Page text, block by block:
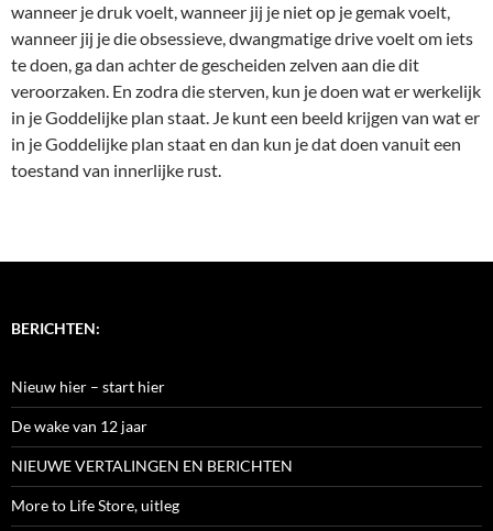
wanneer je druk voelt, wanneer jij je niet op je gemak voelt,
wanneer jij je die obsessieve, dwangmatige drive voelt om iets
te doen, ga dan achter de gescheiden zelven aan die dit
veroorzaken. En zodra die sterven, kun je doen wat er werkelijk
in je Goddelijke plan staat. Je kunt een beeld krijgen van wat er
in je Goddelijke plan staat en dan kun je dat doen vanuit een
toestand van innerlijke rust.
BERICHTEN:
Nieuw hier – start hier
De wake van 12 jaar
NIEUWE VERTALINGEN EN BERICHTEN
More to Life Store, uitleg